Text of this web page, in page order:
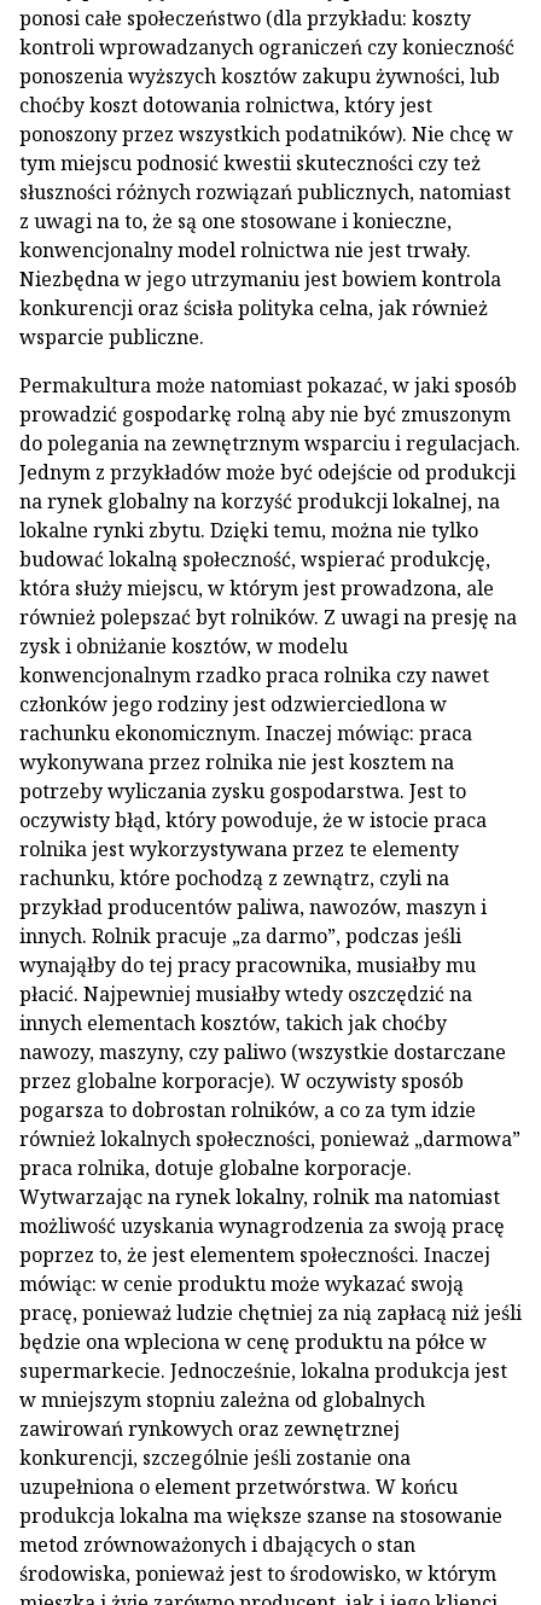
ponosi całe społeczeństwo (dla przykładu: koszty
kontroli wprowadzanych ograniczeń czy konieczność
ponoszenia wyższych kosztów zakupu żywności, lub
choćby koszt dotowania rolnictwa, który jest
ponoszony przez wszystkich podatników). Nie chcę w
tym miejscu podnosić kwestii skuteczności czy też
słuszności różnych rozwiązań publicznych, natomiast
z uwagi na to, że są one stosowane i konieczne,
konwencjonalny model rolnictwa nie jest trwały.
Niezbędna w jego utrzymaniu jest bowiem kontrola
konkurencji oraz ścisła polityka celna, jak również
wsparcie publiczne.
Permakultura może natomiast pokazać, w jaki sposób
prowadzić gospodarkę rolną aby nie być zmuszonym
do polegania na zewnętrznym wsparciu i regulacjach.
Jednym z przykładów może być odejście od produkcji
na rynek globalny na korzyść produkcji lokalnej, na
lokalne rynki zbytu. Dzięki temu, można nie tylko
budować lokalną społeczność, wspierać produkcję,
która służy miejscu, w którym jest prowadzona, ale
również polepszać byt rolników. Z uwagi na presję na
zysk i obniżanie kosztów, w modelu
konwencjonalnym rzadko praca rolnika czy nawet
członków jego rodziny jest odzwierciedlona w
rachunku ekonomicznym. Inaczej mówiąc: praca
wykonywana przez rolnika nie jest kosztem na
potrzeby wyliczania zysku gospodarstwa. Jest to
oczywisty błąd, który powoduje, że w istocie praca
rolnika jest wykorzystywana przez te elementy
rachunku, które pochodzą z zewnątrz, czyli na
przykład producentów paliwa, nawozów, maszyn i
innych. Rolnik pracuje „za darmo”, podczas jeśli
wynająłby do tej pracy pracownika, musiałby mu
płacić. Najpewniej musiałby wtedy oszczędzić na
innych elementach kosztów, takich jak choćby
nawozy, maszyny, czy paliwo (wszystkie dostarczane
przez globalne korporacje). W oczywisty sposób
pogarsza to dobrostan rolników, a co za tym idzie
również lokalnych społeczności, ponieważ „darmowa”
praca rolnika, dotuje globalne korporacje.
Wytwarzając na rynek lokalny, rolnik ma natomiast
możliwość uzyskania wynagrodzenia za swoją pracę
poprzez to, że jest elementem społeczności. Inaczej
mówiąc: w cenie produktu może wykazać swoją
pracę, ponieważ ludzie chętniej za nią zapłacą niż jeśli
będzie ona wpleciona w cenę produktu na półce w
supermarkecie. Jednocześnie, lokalna produkcja jest
w mniejszym stopniu zależna od globalnych
zawirowań rynkowych oraz zewnętrznej
konkurencji, szczególnie jeśli zostanie ona
uzupełniona o element przetwórstwa. W końcu
produkcja lokalna ma większe szanse na stosowanie
metod zrównoważonych i dbających o stan
środowiska, ponieważ jest to środowisko, w którym